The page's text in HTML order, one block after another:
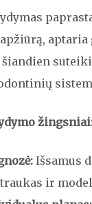
aptaria
Išsamus
ir